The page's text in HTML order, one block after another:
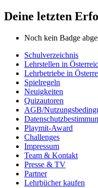
Deine letzten
Noch kein Badge
Schulverzeichnis
Lehrstellen in
Lehrbetriebe in
Spielregeln
Neuigkeiten
Quizautoren
AGB/
Playmit-Award
Challenges
Impressum
Team & Kontakt
Presse & TV
Partner
Lehrbücher kaufen